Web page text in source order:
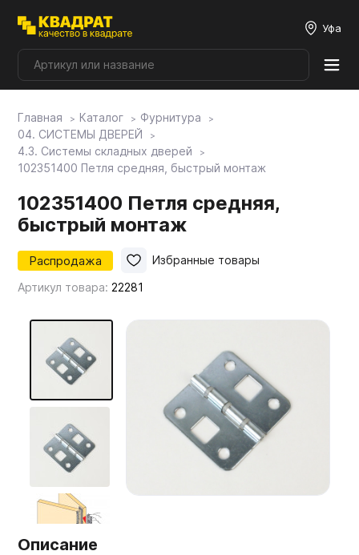
Уфа
Плитные материалы
Фурнитура
Столешницы
Мебельные образцы, каталоги
Главная Каталог
Фурнитура
04. СИСТЕМЫ ДВЕРЕЙ
4.3. Системы складных дверей
102351400 Петля средняя, быстрый монтаж
102351400 Петля средняя,
быстрый монтаж
Распродажа
Артикул товара: 22281
Избранные товары
Описание